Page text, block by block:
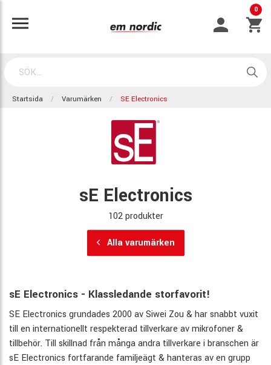
0
Startsida Varumärken SE Electronics
sE Electronics
102 produkter
Alla varumärken
sE Electronics - Klassledande storfavorit!
SE Electronics grundades 2000 av Siwei Zou & har snabbt vuxit
till en internationellt respekterad tillverkare av mikrofoner &
tillbehör. Till skillnad från många andra tillverkare i branschen är
sE Electronics fortfarande familjeägt & hanteras av en grupp